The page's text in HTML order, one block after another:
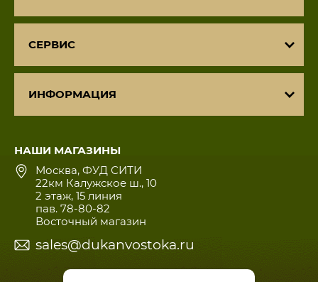
СЕРВИС
ИНФОРМАЦИЯ
НАШИ МАГАЗИНЫ
Москва, ФУД СИТИ
22км Калужское ш., 10
2 этаж, 15 линия
пав. 78-80-82
Восточный магазин
sales@dukanvostoka.ru